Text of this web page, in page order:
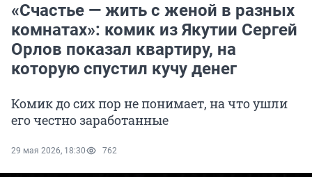
«Счастье — жить с женой в разных
комнатах»: комик из Якутии Сергей
Орлов показал квартиру, на
которую спустил кучу денег
Комик до сих пор не понимает, на что ушли
его честно заработанные
29 мая 2026, 18:30 762